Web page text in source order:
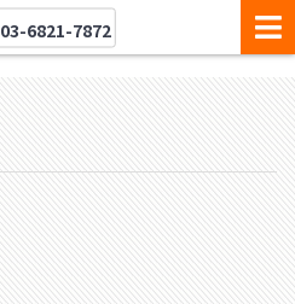
03-6821-7872